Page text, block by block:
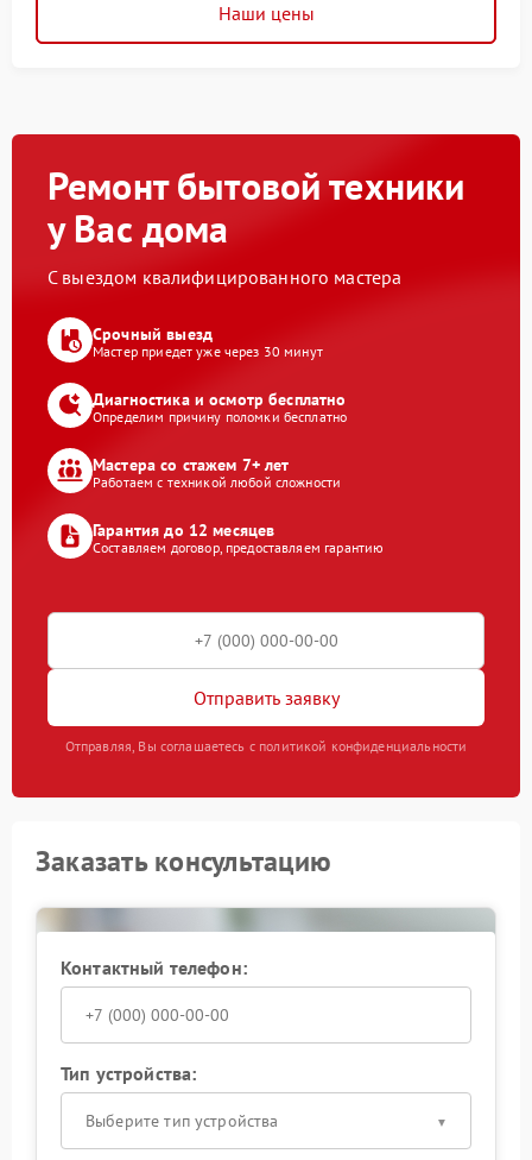
Наши цены
Ремонт бытовой техники
у Вас дома
С выездом квалифицированного мастера
Срочный выезд
Мастер приедет уже через 30 минут
Диагностика и осмотр бесплатно
Определим причину поломки бесплатно
Мастера со стажем 7+ лет
Работаем с техникой любой сложности
Гарантия до 12 месяцев
Составляем договор, предоставляем гарантию
Отправить заявку
Отправляя, Вы соглашаетесь с политикой конфиденциальности
Заказать консультацию
Контактный телефон:
Тип устройства:
Выберите тип устройства